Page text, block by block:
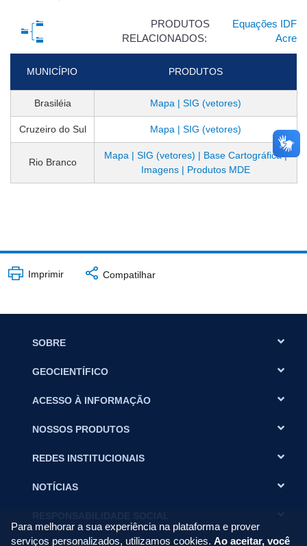
PRODUTOS
RELACIONADOS:
Equações IDF
Acre
MUNICÍPIO PRODUTOS
Brasiléia Mapa | SIG (vetores)
Cruzeiro do Sul Mapa | SIG (vetores)
Rio Branco
Mapa | SIG (vetores) | Base Cartográfica |
Imagens | Produtos MDE
Imprimir Compatilhar
SOBRE
GEOCIENTÍFICO
ACESSO À INFORMAÇÃO
NOSSOS PRODUTOS
REDES INSTITUCIONAIS
NOTÍCIAS
Para melhorar a sua experiência na plataforma e prover
serviços personalizados, utilizamos cookies. Ao aceitar, você